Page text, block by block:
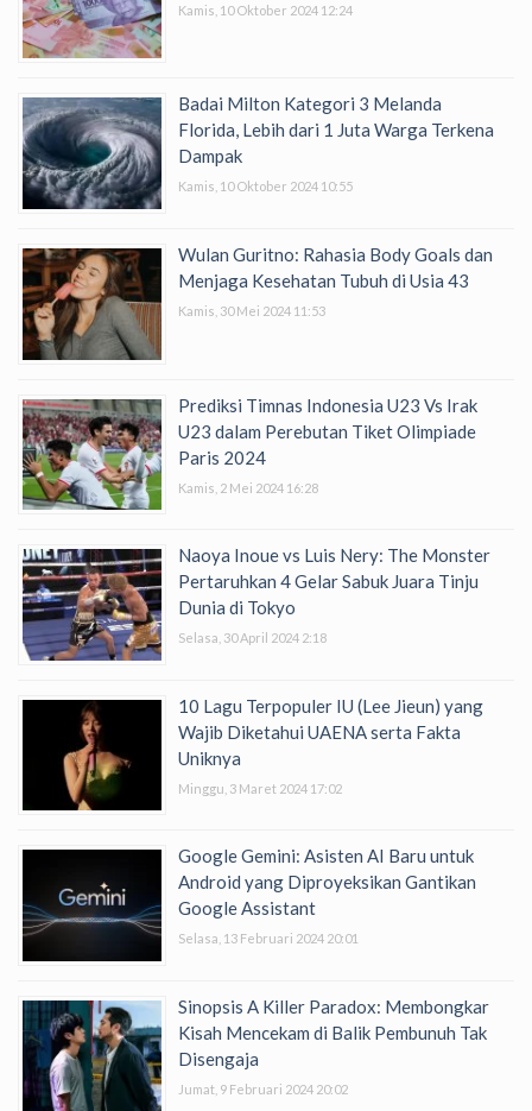
Kamis, 10 Oktober 2024 12:24
Badai Milton Kategori 3 Melanda
Florida, Lebih dari 1 Juta Warga Terkena
Dampak
Kamis, 10 Oktober 2024 10:55
Wulan Guritno: Rahasia Body Goals dan
Menjaga Kesehatan Tubuh di Usia 43
Kamis, 30 Mei 2024 11:53
Prediksi Timnas Indonesia U23 Vs Irak
U23 dalam Perebutan Tiket Olimpiade
Paris 2024
Kamis, 2 Mei 2024 16:28
Naoya Inoue vs Luis Nery: The Monster
Pertaruhkan 4 Gelar Sabuk Juara Tinju
Dunia di Tokyo
Selasa, 30 April 2024 2:18
10 Lagu Terpopuler IU (Lee Jieun) yang
Wajib Diketahui UAENA serta Fakta
Uniknya
Minggu, 3 Maret 2024 17:02
Google Gemini: Asisten AI Baru untuk
Android yang Diproyeksikan Gantikan
Google Assistant
Selasa, 13 Februari 2024 20:01
Sinopsis A Killer Paradox: Membongkar
Kisah Mencekam di Balik Pembunuh Tak
Disengaja
Jumat, 9 Februari 2024 20:02